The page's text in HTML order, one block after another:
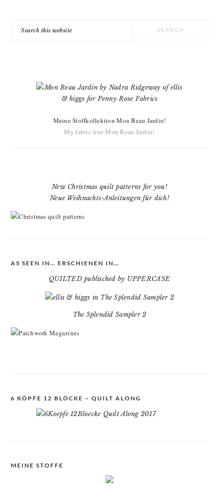
Meine Stoffkollektion Mon Beau Jardin!
My fabric line Mon Beau Jardin!
New Christmas quilt patterns for you!
Neue Weihnachts-Anleitungen für dich!
AS SEEN IN… ERSCHIENEN IN…
QUILTED publisched by UPPERCASE
The Splendid Sampler 2
6 KÖPFE 12 BLÖCKE – QUILT ALONG
MEINE STOFFE